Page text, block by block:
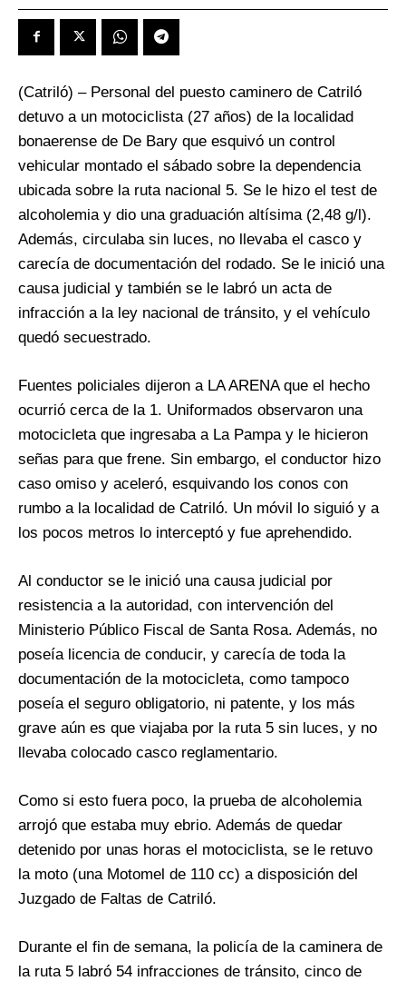
(Catriló) – Personal del puesto caminero de Catriló
detuvo a un motociclista (27 años) de la localidad
bonaerense de De Bary que esquivó un control
vehicular montado el sábado sobre la dependencia
ubicada sobre la ruta nacional 5. Se le hizo el test de
alcoholemia y dio una graduación altísima (2,48 g/l).
Además, circulaba sin luces, no llevaba el casco y
carecía de documentación del rodado. Se le inició una
causa judicial y también se le labró un acta de
infracción a la ley nacional de tránsito, y el vehículo
quedó secuestrado.
Fuentes policiales dijeron a LA ARENA que el hecho
ocurrió cerca de la 1. Uniformados observaron una
motocicleta que ingresaba a La Pampa y le hicieron
señas para que frene. Sin embargo, el conductor hizo
caso omiso y aceleró, esquivando los conos con
rumbo a la localidad de Catriló. Un móvil lo siguió y a
los pocos metros lo interceptó y fue aprehendido.
Al conductor se le inició una causa judicial por
resistencia a la autoridad, con intervención del
Ministerio Público Fiscal de Santa Rosa. Además, no
poseía licencia de conducir, y carecía de toda la
documentación de la motocicleta, como tampoco
poseía el seguro obligatorio, ni patente, y los más
grave aún es que viajaba por la ruta 5 sin luces, y no
llevaba colocado casco reglamentario.
Como si esto fuera poco, la prueba de alcoholemia
arrojó que estaba muy ebrio. Además de quedar
detenido por unas horas el motociclista, se le retuvo
la moto (una Motomel de 110 cc) a disposición del
Juzgado de Faltas de Catriló.
Durante el fin de semana, la policía de la caminera de
la ruta 5 labró 54 infracciones de tránsito, cinco de